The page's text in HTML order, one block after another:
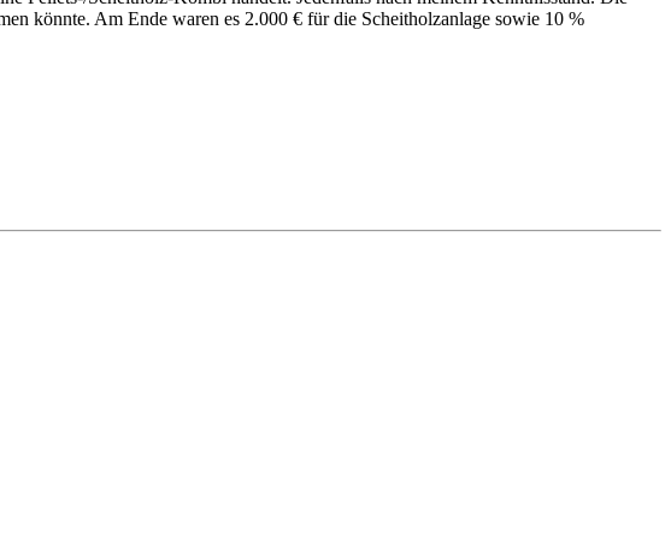
könnte. Am Ende waren es 2.000 € für die Scheitholzanlage sowie 10 %